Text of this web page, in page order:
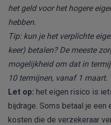
het geld voor het hogere
hebben.
Tip: kun je het verplichte
keer) betalen? De meeste
mogelijkheid om dat in
10 termijnen, vanaf 1 maart.
Let op: het eigen risico is
bijdrage. Soms betaal je een
kosten die de verzekeraar